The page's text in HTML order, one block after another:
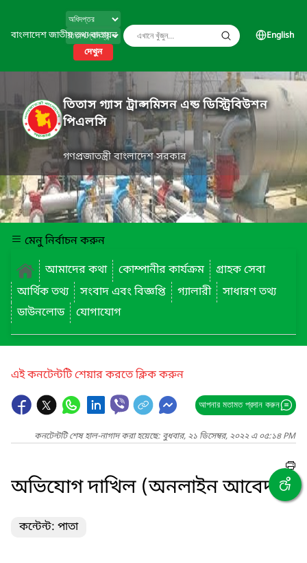
বাংলাদেশ জাতীয় তথ্য বাতায়ন
দেখুন
English
তিতাস গ্যাস ট্রান্সমিসন এন্ড ডিস্ট্রিবিউশন
পিএলসি
গণপ্রজাতন্ত্রী বাংলাদেশ সরকার
মেনু নির্বাচন করুন
আমাদের কথা
কোম্পানীর কার্যক্রম
গ্রাহক সেবা
আর্থিক তথ্য
সংবাদ এবং বিজ্ঞপ্তি গ্যালারী
সাধারণ তথ্য
ডাউনলোড
যোগাযোগ
এই কনটেন্টটি শেয়ার করতে ক্লিক করুন
আপনার মতামত প্রদান করুন
কনটেন্টটি শেষ হাল-নাগাদ করা হয়েছে: বুধবার, ২১ ডিসেম্বর, ২০২২ এ ০৫:১৪ PM
অভিযোগ দাখিল (অনলাইন আবেদন)
কন্টেন্ট: পাতা